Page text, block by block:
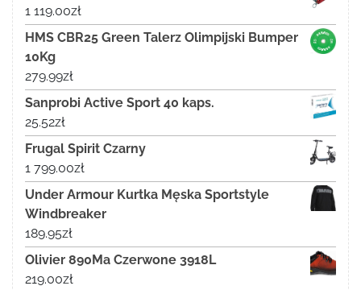
1 119.00zł
HMS CBR25 Green Talerz Olimpijski Bumper
10Kg
279.99zł
Sanprobi Active Sport 40 kaps.
25.52zł
Frugal Spirit Czarny
1 799.00zł
Under Armour Kurtka Męska Sportstyle
Windbreaker
189.95zł
Olivier 890Ma Czerwone 3918L
219.00zł